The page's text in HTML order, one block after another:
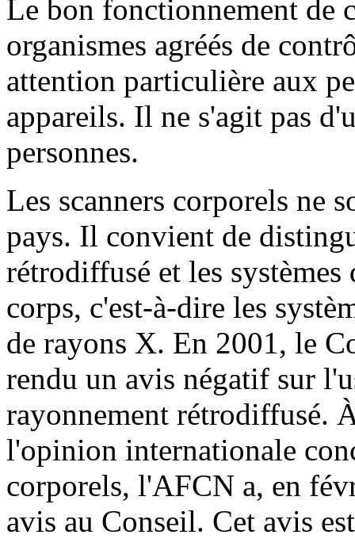
Le bon fonctionnement de
organismes agréés de
attention particulière aux
appareils. Il ne s'agit pas
personnes.
Les scanners corporels ne
pays. Il convient de
rétrodiffusé et les
corps, c'est-à-dire les
de rayons X. En 2001, le
rendu un avis négatif sur
rayonnement rétrodiffusé.
l'opinion internationale
corporels, l'AFCN a, en
avis au Conseil. Cet avis